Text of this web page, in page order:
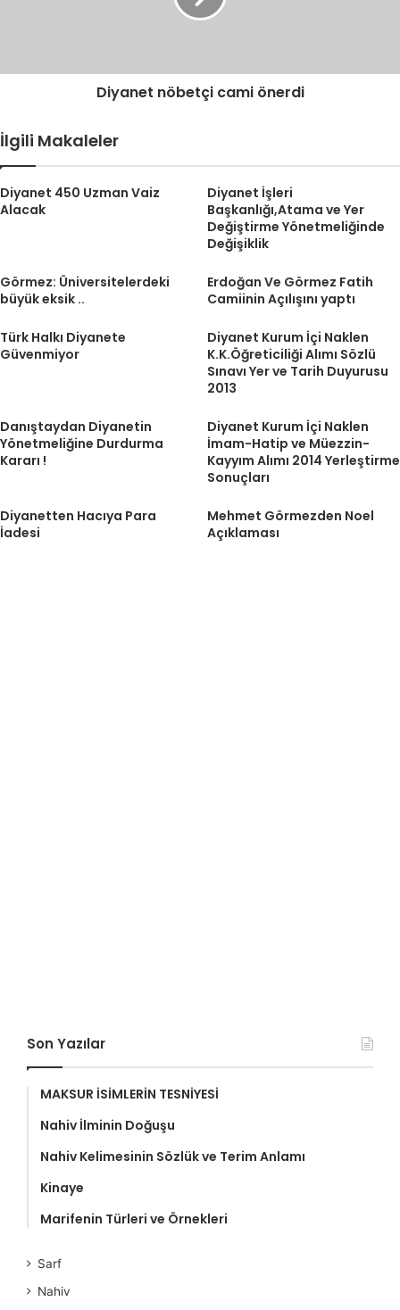
Diyanet nöbetçi cami önerdi
İlgili Makaleler
Diyanet 450 Uzman Vaiz
Alacak
Diyanet İşleri
Başkanlığı,Atama ve Yer
Değiştirme Yönetmeliğinde
Değişiklik
Görmez: Üniversitelerdeki
büyük eksik ..
Erdoğan Ve Görmez Fatih
Camiinin Açılışını yaptı
Türk Halkı Diyanete
Güvenmiyor
Diyanet Kurum İçi Naklen
K.K.Öğreticiliği Alımı Sözlü
Sınavı Yer ve Tarih Duyurusu
2013
Danıştaydan Diyanetin
Yönetmeliğine Durdurma
Kararı !
Diyanet Kurum İçi Naklen
İmam-Hatip ve Müezzin-
Kayyım Alımı 2014 Yerleştirme
Sonuçları
Diyanetten Hacıya Para
İadesi
Mehmet Görmezden Noel
Açıklaması
Son Yazılar
MAKSUR İSİMLERİN TESNİYESİ
Nahiv İlminin Doğuşu
Nahiv Kelimesinin Sözlük ve Terim Anlamı
Kinaye
Marifenin Türleri ve Örnekleri
Sarf
Nahiv